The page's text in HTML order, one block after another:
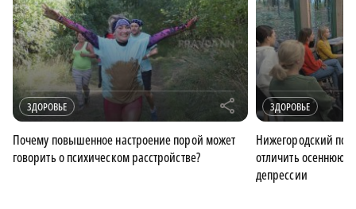
ЗДОРОВЬЕ r
Почему повышенное настроение порой может
говорить о психическом расстройстве?
ЗДОРОВЬЕ
Нижегородский
отличить осеннюю
депрессии